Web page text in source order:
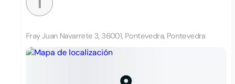
Fray Juan Navarrete 3, 36001, Pontevedra, Pontevedra